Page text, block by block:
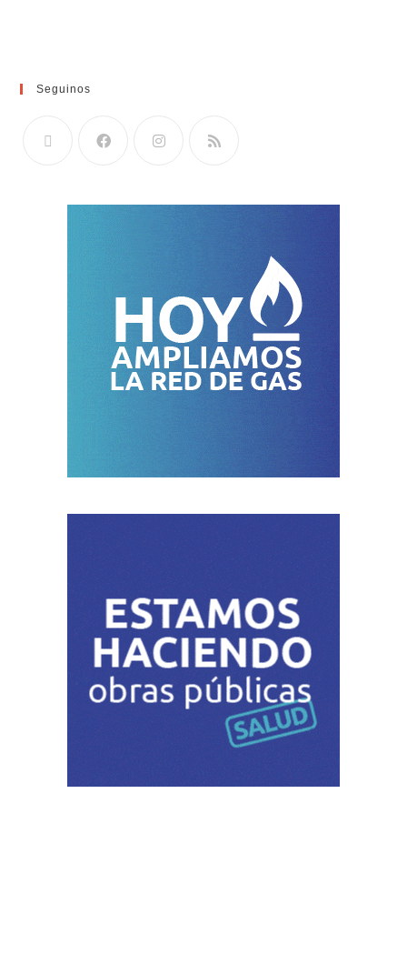
Seguinos